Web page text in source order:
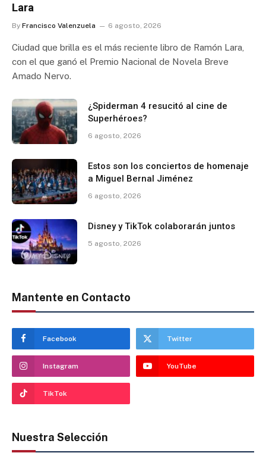
Lara
By Francisco Valenzuela 6 agosto, 2026
Ciudad que brilla es el más reciente libro de Ramón Lara,
con el que ganó el Premio Nacional de Novela Breve
Amado Nervo.
¿Spiderman 4 resucitó al cine de
Superhéroes?
6 agosto, 2026
Estos son los conciertos de homenaje
a Miguel Bernal Jiménez
6 agosto, 2026
Disney y TikTok colaborarán juntos
5 agosto, 2026
Mantente en Contacto
Facebook Twitter
Instagram YouTube
TikTok
Nuestra Selección